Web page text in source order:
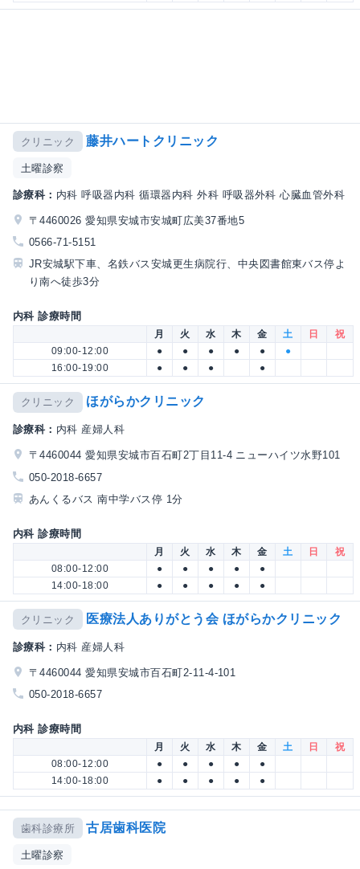
クリニック 藤井ハートクリニック
土曜診察
診療科： 内科 呼吸器内科 循環器内科 外科 呼吸器外科 心臓血管外科
〒4460026 愛知県安城市安城町広美37番地5
0566-71-5151
JR安城駅下車、名鉄バス安城更生病院行、中央図書館東バス停よ
り南へ徒歩3分
内科 診療時間
月 火 水 木 金 土 日
祝
09:00-12:00
● ● ● ● ●
●
16:00-19:00
● ● ● ●
クリニック ほがらかクリニック
診療科： 内科 産婦人科
〒4460044 愛知県安城市百石町2丁目11-4 ニューハイツ水野101
050-2018-6657
あんくるバス 南中学バス停 1分
内科 診療時間
月 火 水 木 金 土 日
祝
08:00-12:00
● ● ● ●
●
14:00-18:00
● ● ● ● ●
クリニック 医療法人ありがとう会 ほがらかクリニック
診療科： 内科 産婦人科
〒4460044 愛知県安城市百石町2-11-4-101
050-2018-6657
内科 診療時間
月 火 水 木 金 土 日
祝
08:00-12:00
● ● ● ●
●
14:00-18:00
● ● ● ● ●
歯科診療所 古居歯科医院
土曜診察